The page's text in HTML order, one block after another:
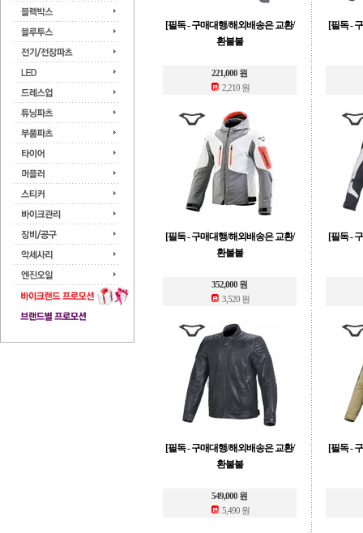
[필독 - 구매대행/해외배송은 교환/
환불불
221,000 원
2,210 원
[필독 -
[필독 - 구매대행/해외배송은 교환/
환불불
352,000 원
3,520 원
[필독 -
[필독 - 구매대행/해외배송은 교환/
환불불
549,000 원
5,490 원
[필독 -